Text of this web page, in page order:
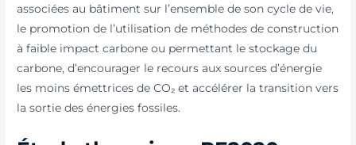
associées au bâtiment sur l’ensemble de son cycle de vie,
le promotion de l’utilisation de méthodes de construction
à faible impact carbone ou permettant le stockage du
carbone, d’encourager le recours aux sources d’énergie
les moins émettrices de CO₂ et accélérer la transition vers
la sortie des énergies fossiles.